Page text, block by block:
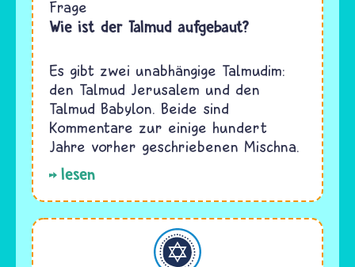
Frage
Wie ist der Talmud aufgebaut?
Es gibt zwei unabhängige Talmudim:
den Talmud Jerusalem und den
Talmud Babylon. Beide sind
Kommentare zur einige hundert
Jahre vorher geschriebenen Mischna.
lesen
Judentum